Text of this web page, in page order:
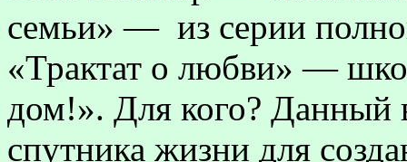
семьи» — из серии
«Трактат о любви» —
дом!». Для кого? Данный
спутника жизни для